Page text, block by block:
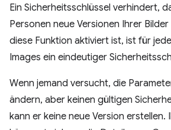
Ein Sicherheitsschlüssel verhindert,
Personen neue Versionen Ihrer
diese Funktion aktiviert ist, ist für
Images ein eindeutiger
Wenn jemand versucht, die
ändern, aber keinen gültigen
kann er keine neue Version erstellen.